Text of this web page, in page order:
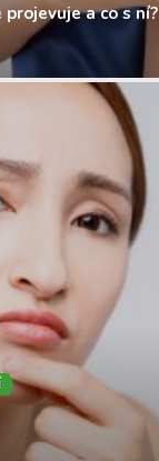
a co s ní?